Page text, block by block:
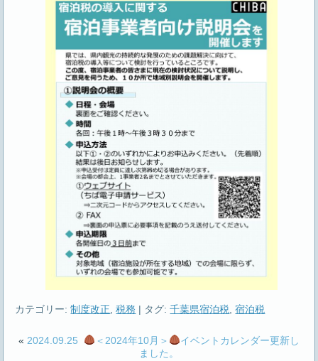
カテゴリー: 制度改正 ,税務 | タグ: 千葉県宿泊税 ,宿泊税
« 2024.09.25 ＜2024年10月＞
イベントカレンダー更新し
ました。